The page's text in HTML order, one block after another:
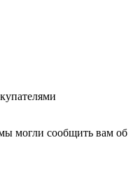
могли сообщить вам об